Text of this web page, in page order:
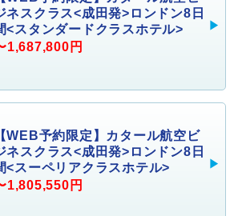
ネスクラス<成田発>ロンドン8日
<スタンダードクラスホテル>
1,687,800円
【WEB予約限定】カタール航空ビ
ネスクラス<成田発>ロンドン8日
<スーペリアクラスホテル>
1,805,550円